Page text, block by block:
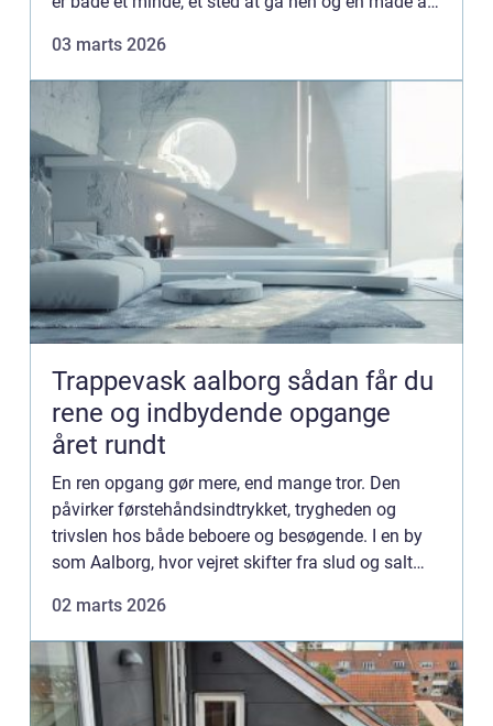
du...
03 marts 2026
Trappevask aalborg sådan får du
rene og indbydende opgange
året rundt
En ren opgang gør mere, end mange tror. Den
påvirker førstehåndsindtrykket, trygheden og
trivslen hos både beboere og besøgende. I en by
som Aalborg, hvor vejret skifter fra slud og salt
regelmæssig ...
02 marts 2026